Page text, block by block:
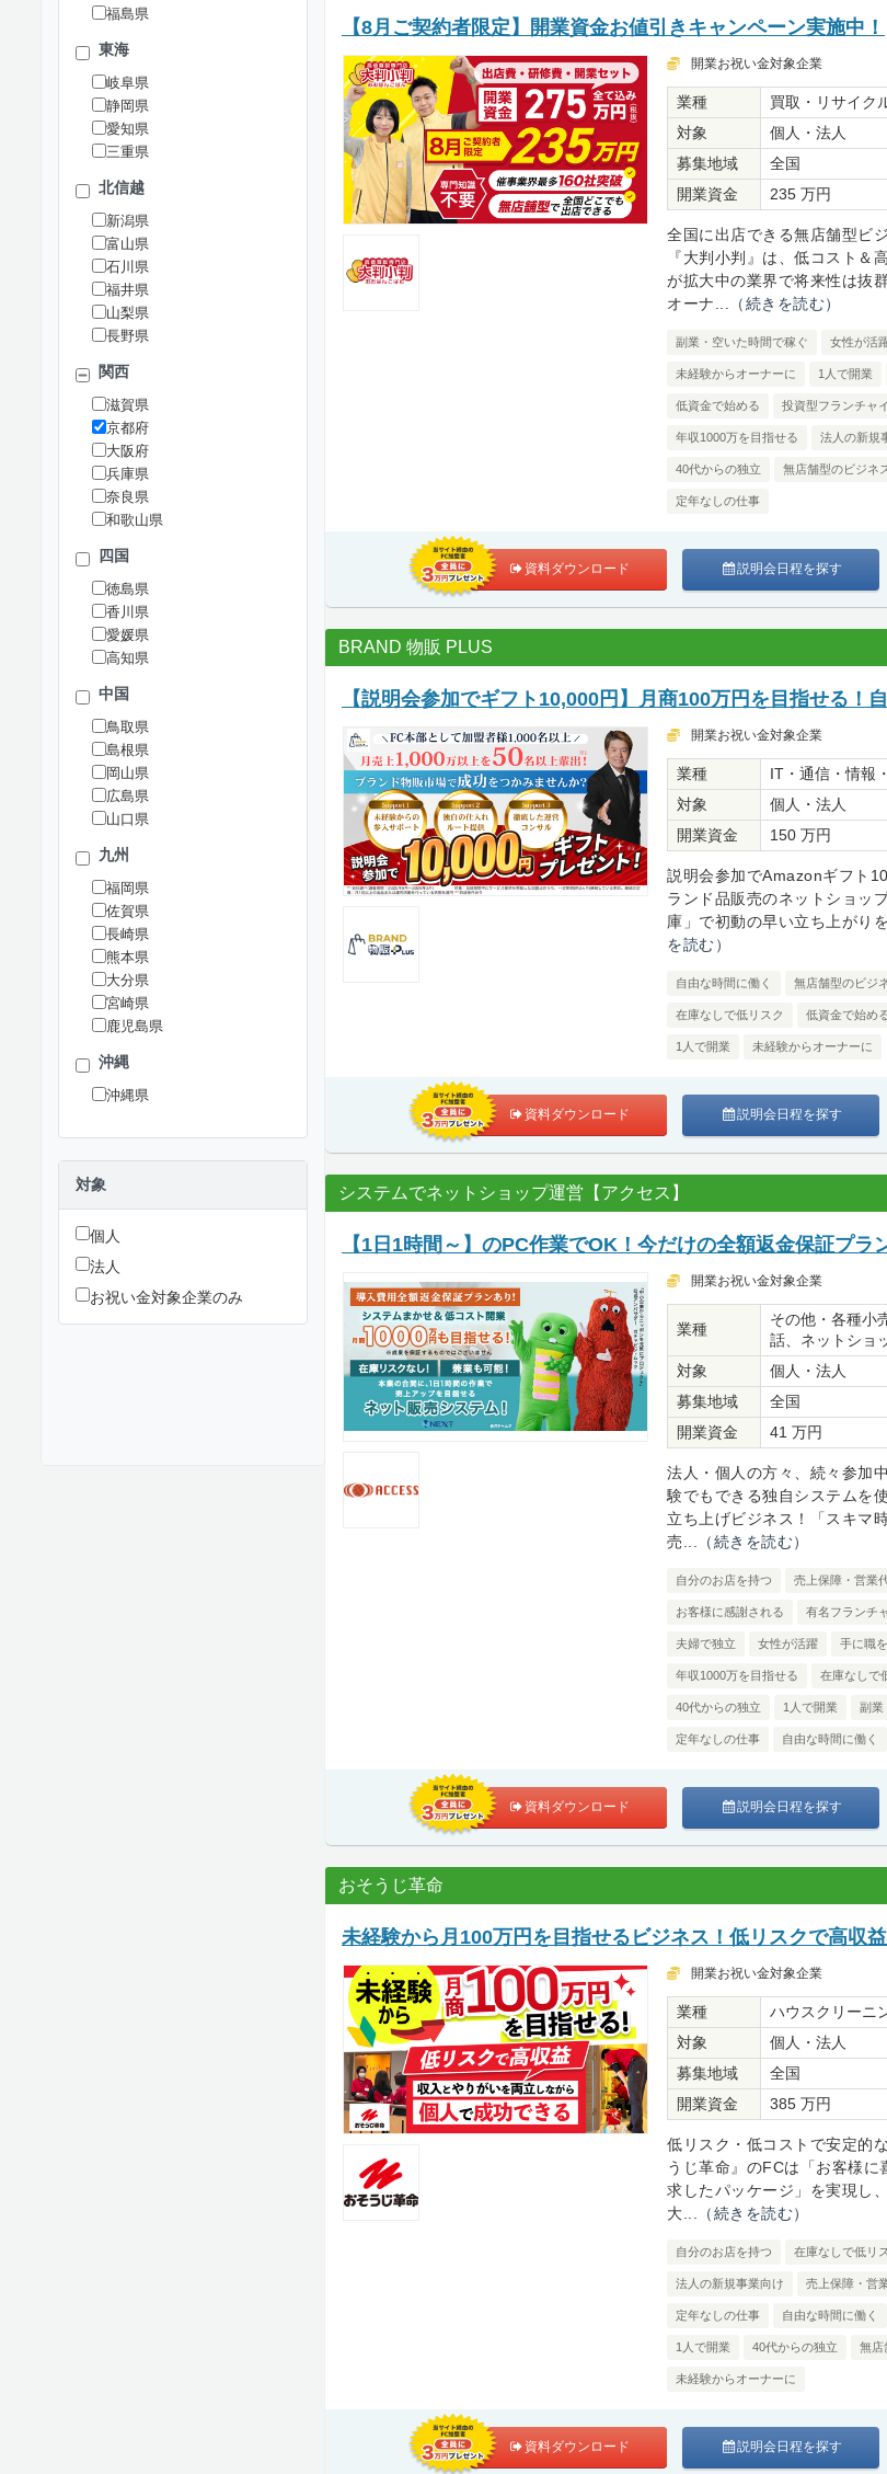
福島県
東海
岐阜県
静岡県
愛知県
三重県
北信越
新潟県
富山県
石川県
福井県
山梨県
長野県
関西
滋賀県
京都府
大阪府
兵庫県
奈良県
和歌山県
四国
徳島県
香川県
愛媛県
高知県
中国
鳥取県
島根県
岡山県
広島県
山口県
九州
福岡県
佐賀県
長崎県
熊本県
大分県
宮崎県
鹿児島県
沖縄
沖縄県
対象
個人
法人
お祝い金対象企業のみ
【8月ご契約者限定】開業資金お値引きキャンペーン実施中！
開業お祝い金対象企業
業種
買取・リサイク
対象
個人・法人
募集地域
全国
開業資金
235 万円
全国に出店できる無店舗型ビ
『大判小判』は、低コスト＆
が拡大中の業界で将来性は抜
オーナ...
（続きを読む）
副業・空いた時間で稼ぐ 女性が活
未経験からオーナーに 1人で開業
低資金で始める 投資型フランチャ
年収1000万を目指せる 法人の新規
40代からの独立 無店舗型のビジネ
定年なしの仕事
資料ダウンロード 説明会日程を探す
BRAND 物販 PLUS
【説明会参加でギフト10,000円】月商100万円を目指せる！
開業お祝い金対象企業
業種
IT・通信・情報
対象
個人・法人
開業資金
150 万円
説明会参加でAmazonギフト
ランド品販売のネットショッ
庫」で初動の早い立ち上がり
を読む）
自由な時間に働く 無店舗型のビジ
在庫なしで低リスク 低資金で始め
1人で開業 未経験からオーナーに
資料ダウンロード 説明会日程を探す
システムでネットショップ運営【アクセス】
【1日1時間～】のPC作業でOK！今だけの全額返金保証プラ
開業お祝い金対象企業
業種
その他・各種小
話、ネットショ
対象
個人・法人
募集地域
全国
開業資金
41 万円
法人・個人の方々、続々参加
験でもできる独自システムを
立ち上げビジネス！「スキマ
売...
（続きを読む）
自分のお店を持つ 売上保障・営業
お客様に感謝される 有名フランチ
夫婦で独立 女性が活躍 手に職
年収1000万を目指せる 在庫なしで
40代からの独立 1人で開業 副業
定年なしの仕事 自由な時間に働く
資料ダウンロード 説明会日程を探す
おそうじ革命
未経験から月100万円を目指せるビジネス！低リスクで高収
開業お祝い金対象企業
業種
ハウスクリーニ
対象
個人・法人
募集地域
全国
開業資金
385 万円
低リスク・低コストで安定的
うじ革命』のFCは「お客様に
求したパッケージ」を実現し
大...
（続きを読む）
自分のお店を持つ 在庫なしで低リ
法人の新規事業向け 売上保障・営
定年なしの仕事 自由な時間に働く
1人で開業 40代からの独立 無店
未経験からオーナーに
資料ダウンロード 説明会日程を探す